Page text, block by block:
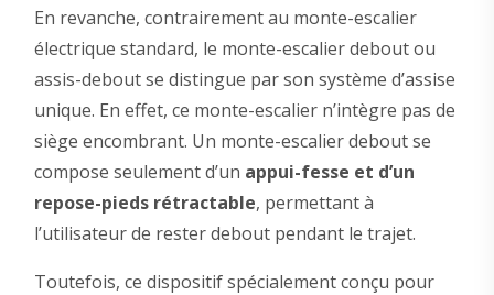
En revanche, contrairement au monte-escalier
électrique standard, le monte-escalier debout ou
assis-debout se distingue par son système d’assise
unique. En effet, ce monte-escalier n’intègre pas de
siège encombrant. Un monte-escalier debout se
compose seulement d’un appui-fesse et d’un
repose-pieds rétractable, permettant à
l’utilisateur de rester debout pendant le trajet.
Toutefois, ce dispositif spécialement conçu pour